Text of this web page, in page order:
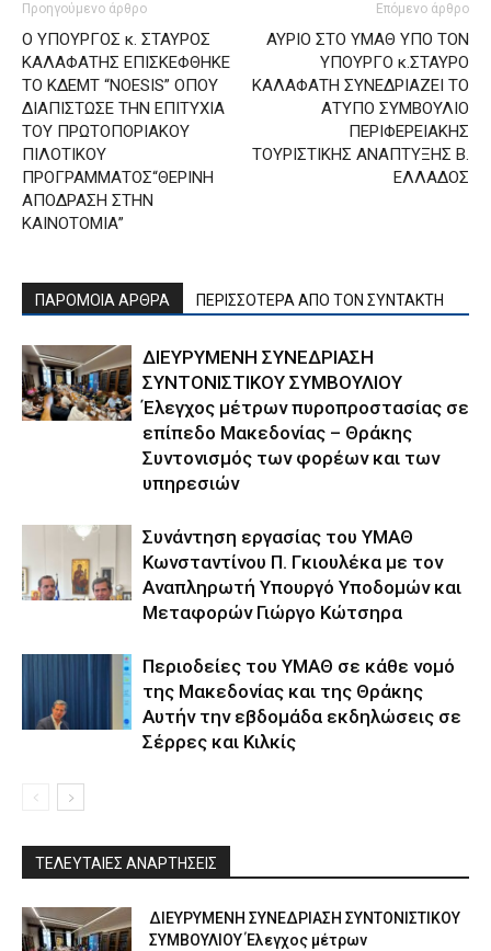
Προηγούμενο άρθρο
Ο ΥΠΟΥΡΓΟΣ κ. ΣΤΑΥΡΟΣ
ΚΑΛΑΦΑΤΗΣ ΕΠΙΣΚΕΦΘΗΚΕ
ΤΟ ΚΔΕΜΤ “NOESIS” ΟΠΟΥ
ΔΙΑΠΙΣΤΩΣΕ ΤΗΝ ΕΠΙΤΥΧΙΑ
ΤΟΥ ΠΡΩΤΟΠΟΡΙΑΚΟΥ
ΠΙΛΟΤΙΚΟΥ
ΠΡΟΓΡΑΜΜΑΤΟΣ“ΘΕΡΙΝΗ
ΑΠΟΔΡΑΣΗ ΣΤΗΝ
ΚΑΙΝΟΤΟΜΙΑ”
Επόμενο άρθρο
ΑΥΡΙΟ ΣΤΟ ΥΜΑΘ ΥΠΟ ΤΟΝ
ΥΠΟΥΡΓΟ κ.ΣΤΑΥΡΟ
ΚΑΛΑΦΑΤΗ ΣΥΝΕΔΡΙΑZEI ΤΟ
ΑΤΥΠΟ ΣΥΜΒΟΥΛΙΟ
ΠΕΡΙΦΕΡΕΙΑΚΗΣ
ΤΟΥΡΙΣΤΙΚΗΣ ΑΝΑΠΤΥΞΗΣ Β.
ΕΛΛΑΔΟΣ
ΠΑΡΟΜΟΙΑ ΑΡΘΡΑ ΠΕΡΙΣΣΟΤΕΡΑ ΑΠΟ ΤΟΝ ΣΥΝΤΑΚΤΗ
ΔΙΕΥΡΥΜΕΝΗ ΣΥΝΕΔΡΙΑΣΗ
ΣΥΝΤΟΝΙΣΤΙΚΟΥ ΣΥΜΒΟΥΛΙΟΥ
Έλεγχος μέτρων πυροπροστασίας σε
επίπεδο Μακεδονίας – Θράκης
Συντονισμός των φορέων και των
υπηρεσιών
Συνάντηση εργασίας του ΥΜΑΘ
Κωνσταντίνου Π. Γκιουλέκα με τον
Αναπληρωτή Υπουργό Υποδομών και
Μεταφορών Γιώργο Κώτσηρα
Περιοδείες του ΥΜΑΘ σε κάθε νομό
της Μακεδονίας και της Θράκης
Αυτήν την εβδομάδα εκδηλώσεις σε
Σέρρες και Κιλκίς
ΤΕΛΕΥΤΑΙΕΣ ΑΝΑΡΤΗΣΕΙΣ
ΔΙΕΥΡΥΜΕΝΗ ΣΥΝΕΔΡΙΑΣΗ ΣΥΝΤΟΝΙΣΤΙΚΟΥ
ΣΥΜΒΟΥΛΙΟΥ Έλεγχος μέτρων